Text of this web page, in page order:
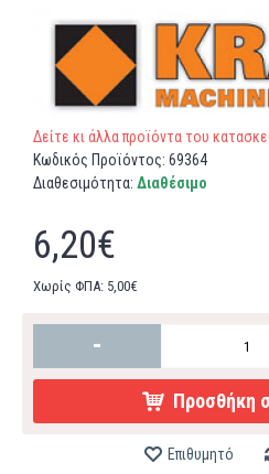
Δείτε κι άλλα προϊόντα του
Κωδικός Προϊόντος: 69364
Διαθεσιμότητα: Διαθέσιμο
6,20€
Χωρίς ΦΠΑ: 5,00€
-
Προσθήκη
Επιθυμητό